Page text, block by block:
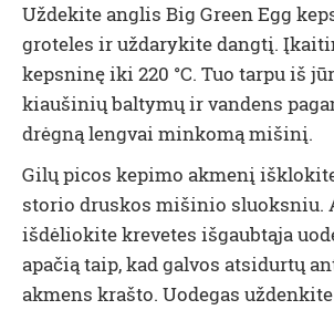
Uždekite anglis Big Green Egg
groteles ir uždarykite dangtį.
kepsninę iki 220 °C. Tuo tarpu iš
kiaušinių baltymų ir vandens
drėgną lengvai minkomą mišinį.
Gilų picos kepimo akmenį
storio druskos mišinio sluoksniu.
išdėliokite krevetes išgaubtąja
apačią taip, kad galvos atsidurtų
akmens krašto. Uodegas